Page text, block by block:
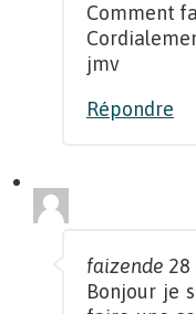
Comment
jmv
Répondre
faizende 28
Bonjour je